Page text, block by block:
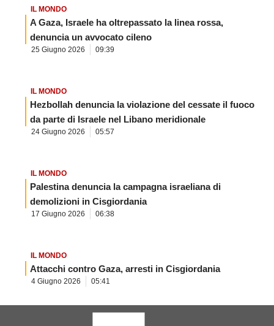
IL MONDO
A Gaza, Israele ha oltrepassato la linea rossa,
denuncia un avvocato cileno
25 Giugno 2026 09:39
IL MONDO
Hezbollah denuncia la violazione del cessate il fuoco
da parte di Israele nel Libano meridionale
24 Giugno 2026 05:57
IL MONDO
Palestina denuncia la campagna israeliana di
demolizioni in Cisgiordania
17 Giugno 2026 06:38
IL MONDO
Attacchi contro Gaza, arresti in Cisgiordania
4 Giugno 2026 05:41